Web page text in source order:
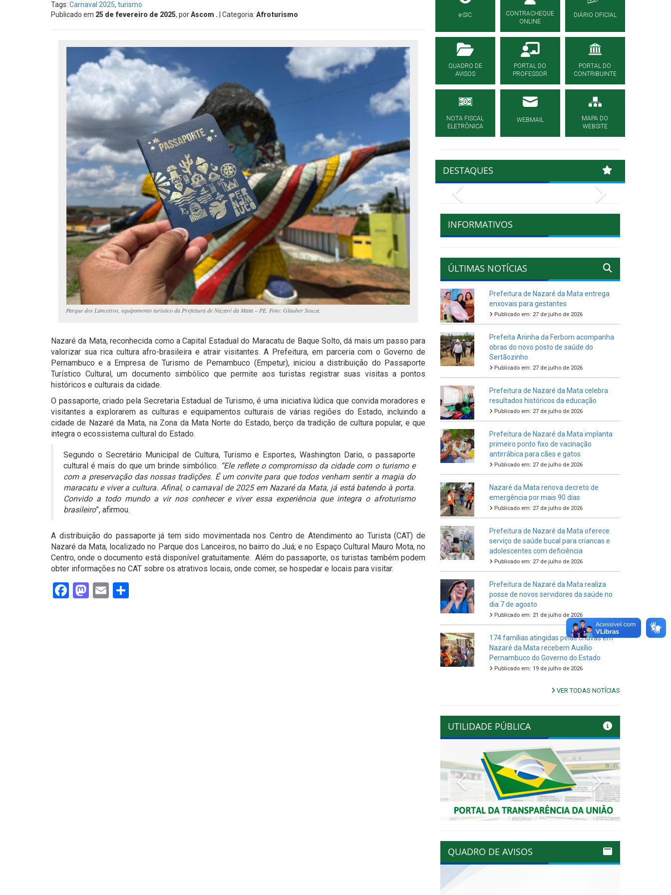
Tags: Carnaval 2025, turismo
Publicado em 25 de fevereiro de 2025, porAscom . | Categoria: Afroturismo
Parque dos Lanceiros, equipamento turistico da Prefeitura de Nazaré da Mata – PE. Foto: Glauber Souza.
Nazaré da Mata, reconhecida como a Capital Estadual do Maracatu de Baque Solto, dá mais um passo para
valorizar sua rica cultura afro-brasileira e atrair visitantes. A Prefeitura, em parceria com o Governo de
Pernambuco e a Empresa de Turismo de Pernambuco (Empetur), iniciou a distribuição do Passaporte
Turístico Cultural, um documento simbólico que permite aos turistas registrar suas visitas a pontos
históricos e culturais da cidade.
O passaporte, criado pela Secretaria Estadual de Turismo, é uma iniciativa lúdica que convida moradores e
visitantes a explorarem as culturas e equipamentos culturais de várias regiões do Estado, incluindo a
cidade de Nazaré da Mata, na Zona da Mata Norte do Estado, berço da tradição de cultura popular, e que
integra o ecossistema cultural do Estado.
Segundo o Secretário Municipal de Cultura, Turismo e Esportes,Washington Dario, o passaporte
cultural é mais do que um brinde simbólico. “Ele reflete o compromisso da cidade com o turismo e
com a preservação das nossas tradições. É um convite para que todos venham sentir a magia do
maracatu e viver a cultura. Afinal, o carnaval de 2025 em Nazaré da Mata, já está batendo à porta.
Convido a todo mundo a vir nos conhecer e viver essa experiência que integra o afroturismo
brasileiro”, afirmou.
A distribuição do passaporte já tem sido movimentada nos Centro de Atendimento ao Turista (CAT) de
Nazaré da Mata, localizado no Parque dos Lanceiros, no bairro do Juá; e no Espaço Cultural Mauro Mota, no
Centro, onde o documento está disponível gratuitamente. Além do passaporte, os turistas também podem
obter informações no CAT sobre os atrativos locais, onde comer, se hospedar e locais para visitar.
Facebook
Mastodon
Email
e-SIC
CONTRACHEQUE
ONLINE
DIÁRIO OFICIAL
QUADRO DE
AVISOS
PORTAL DO
PROFESSOR
PORTAL DO
CONTRIBUINTE
NOTA FISCAL
ELETRÔNICA
WEBMAIL
MAPA DO
WEBSITE
DESTAQUES
INFORMATIVOS
ÚLTIMAS NOTÍCIAS
Prefeitura de Nazaré da Mata entrega
enxovais para gestantes
Publicado em: 27 de julho de 2026
Prefeita Aninha da Ferbom acompanha
obras do novo posto de saúde do
Sertãozinho
Publicado em: 27 de julho de 2026
Prefeitura de Nazaré da Mata celebra
resultados históricos da educação
Publicado em: 27 de julho de 2026
Prefeitura de Nazaré da Mata implanta
primeiro ponto fixo de vacinação
antirrábica para cães e gatos
Publicado em: 27 de julho de 2026
Nazaré da Mata renova decreto de
emergência por mais 90 dias
Publicado em: 27 de julho de 2026
Prefeitura de Nazaré da Mata oferece
serviço de saúde bucal para criancas e
adolescentes com deficiência
Publicado em: 27 de julho de 2026
Prefeitura de Nazaré da Mata realiza
posse de novos servidores da saúde no
dia 7 de agosto
Publicado em: 21 de julho de 2026
174 famílias atingidas pelas chuvas em
Nazaré da Mata recebem Auxílio
Pernambuco do Governo do Estado
Publicado em: 19 de julho de 2026
VER TODAS NOTÍCIAS
UTILIDADE PÚBLICA
Previous Next
QUADRO DE AVISOS